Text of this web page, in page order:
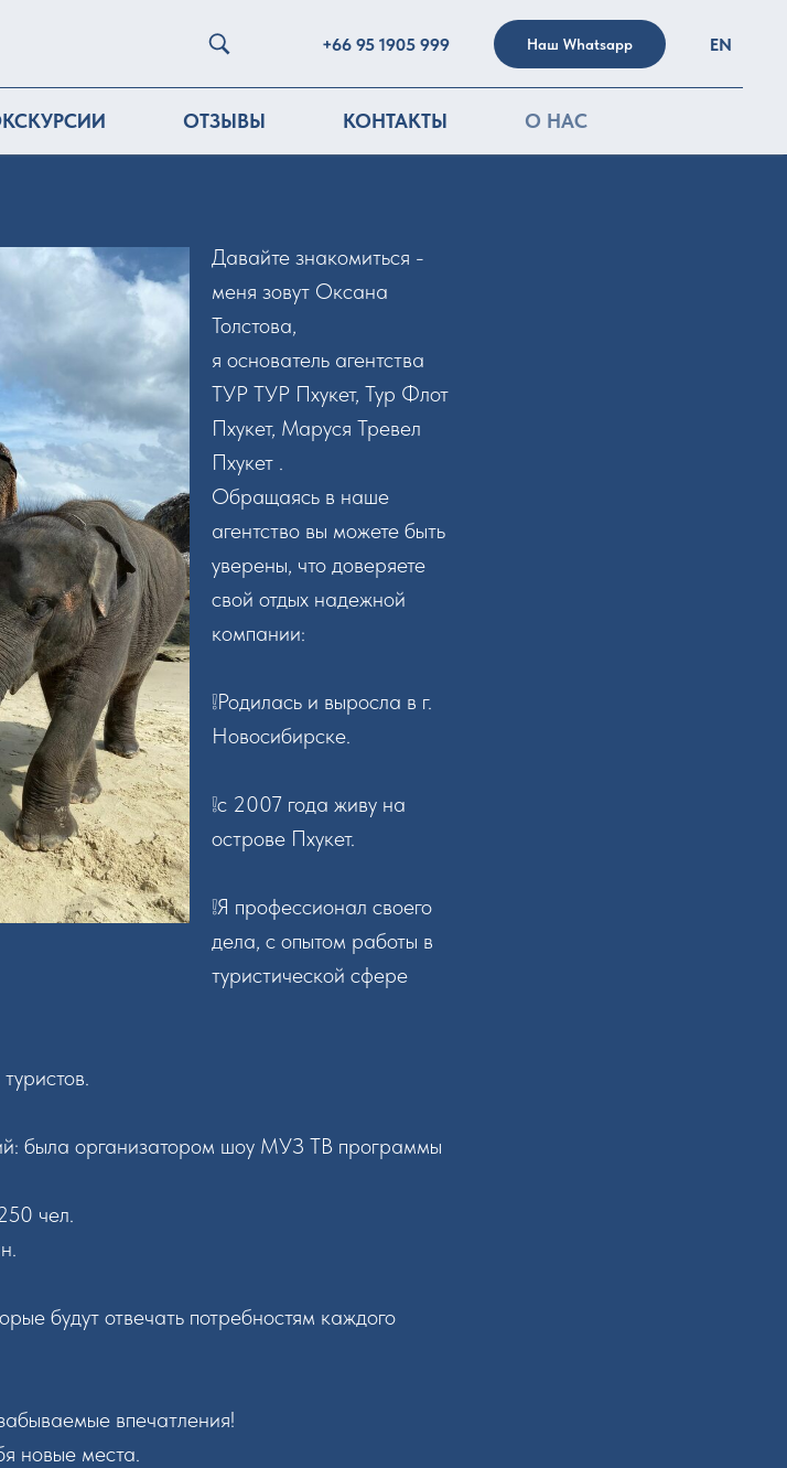
+66 95 1905 999 Наш Whatsapp EN
ОТЗЫВЫ КОНТАКТЫ О НАС
Давайте знакомиться -
меня зовут Оксана
Толстова,
я основатель агентства
ТУР ТУР Пхукет, Тур Флот
Пхукет, Маруся Тревел
Пхукет .
Обращаясь в наше
агентство вы можете быть
уверены, что доверяете
свой отдых надежной
компании:
❕Родилась и выросла в г.
Новосибирске.
❕с 2007 года живу на
острове Пхукет.
❕Я профессионал своего
дела, с опытом работы в
туристической сфере
была организатором шоу МУЗ ТВ программы
чел.
будут отвечать потребностям каждого
впечатления!
новые места.